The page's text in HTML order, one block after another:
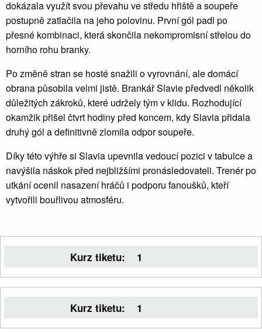
dokázala využít svou převahu ve středu hřiště a soupeře
postupně zatlačila na jeho polovinu. První gól padl po
přesné kombinaci, která skončila nekompromisní střelou do
horního rohu branky.
Po změně stran se hosté snažili o vyrovnání, ale domácí
obrana působila velmi jistě. Brankář Slavie předvedl několik
důležitých zákroků, které udržely tým v klidu. Rozhodující
okamžik přišel čtvrt hodiny před koncem, kdy Slavia přidala
druhý gól a definitivně zlomila odpor soupeře.
Díky této výhře si Slavia upevnila vedoucí pozici v tabulce a
navýšila náskok před nejbližšími pronásledovateli. Trenér po
utkání ocenil nasazení hráčů i podporu fanoušků, kteří
vytvořili bouřlivou atmosféru.
Kurz tiketu: 1
Kurz tiketu: 1